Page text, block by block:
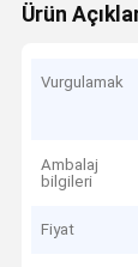
Ürün
Vurgulamak
Ambalaj
bilgileri
Fiyat